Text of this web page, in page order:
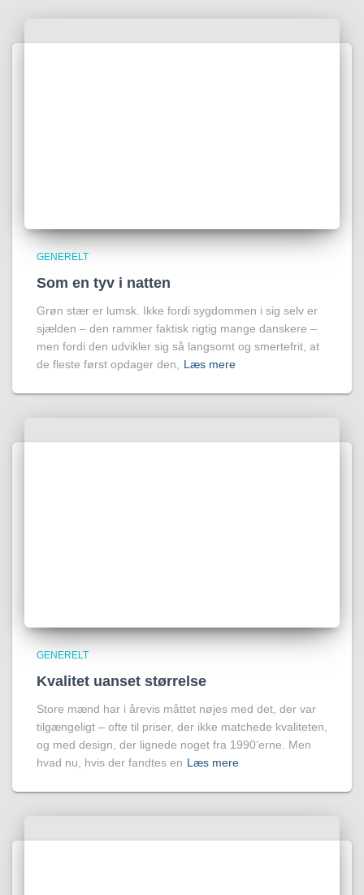
GENERELT
Som en tyv i natten
Grøn stær er lumsk. Ikke fordi sygdommen i sig selv er
sjælden – den rammer faktisk rigtig mange danskere –
men fordi den udvikler sig så langsomt og smertefrit, at
de fleste først opdager den,
Læs mere
GENERELT
Kvalitet uanset størrelse
Store mænd har i årevis måttet nøjes med det, der var
tilgængeligt – ofte til priser, der ikke matchede kvaliteten,
og med design, der lignede noget fra 1990’erne. Men
hvad nu, hvis der fandtes en Læs mere